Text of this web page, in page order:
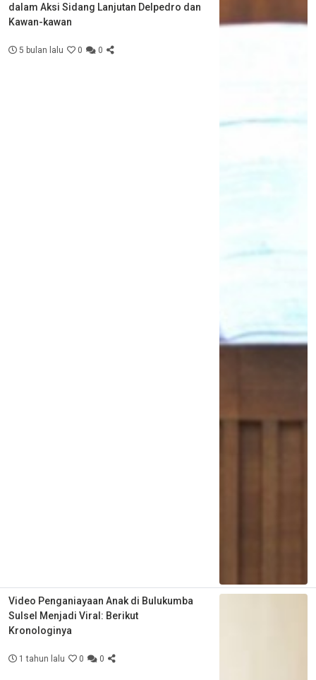
dalam Aksi Sidang Lanjutan Delpedro dan
Kawan-kawan
5 bulan lalu 0 0
Video Penganiayaan Anak di Bulukumba
Sulsel Menjadi Viral: Berikut
Kronologinya
1 tahun lalu 0 0